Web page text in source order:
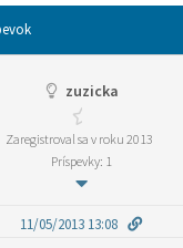
zuzicka
Zaregistroval sa v roku 2013
Príspevky: 1
11/05/2013 13:08